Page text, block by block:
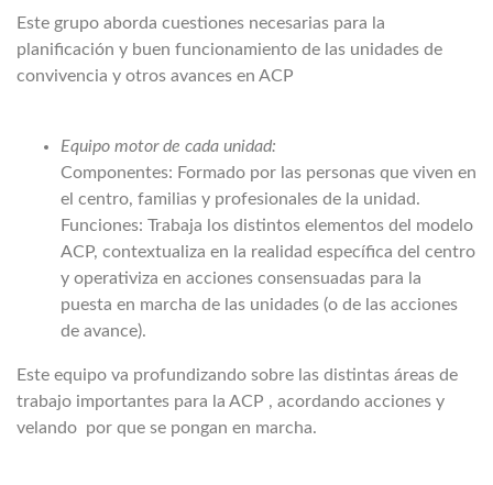
Este grupo aborda cuestiones necesarias para la
planificación y buen funcionamiento de las unidades de
convivencia y otros avances en ACP
Equipo motor de cada unidad:
Componentes: Formado por las personas que viven en
el centro, familias y profesionales de la unidad.
Funciones: Trabaja los distintos elementos del modelo
ACP, contextualiza en la realidad específica del centro
y operativiza en acciones consensuadas para la
puesta en marcha de las unidades (o de las acciones
de avance).
Este equipo va profundizando sobre las distintas áreas de
trabajo importantes para la ACP , acordando acciones y
velando por que se pongan en marcha.